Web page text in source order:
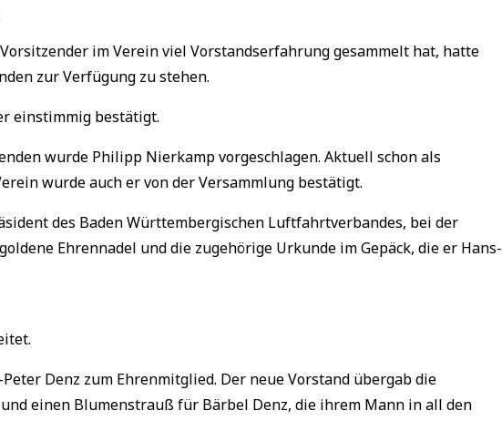
im Verein viel Vorstandserfahrung gesammelt hat, hatte
zur Verfügung zu stehen.
einstimmig bestätigt.
wurde Philipp Nierkamp vorgeschlagen. Aktuell schon als
wurde auch er von der Versammlung bestätigt.
des Baden Württembergischen Luftfahrtverbandes, bei der
Ehrennadel und die zugehörige Urkunde im Gepäck, die er Hans-
Denz zum Ehrenmitglied. Der neue Vorstand übergab die
einen Blumenstrauß für Bärbel Denz, die ihrem Mann in all den